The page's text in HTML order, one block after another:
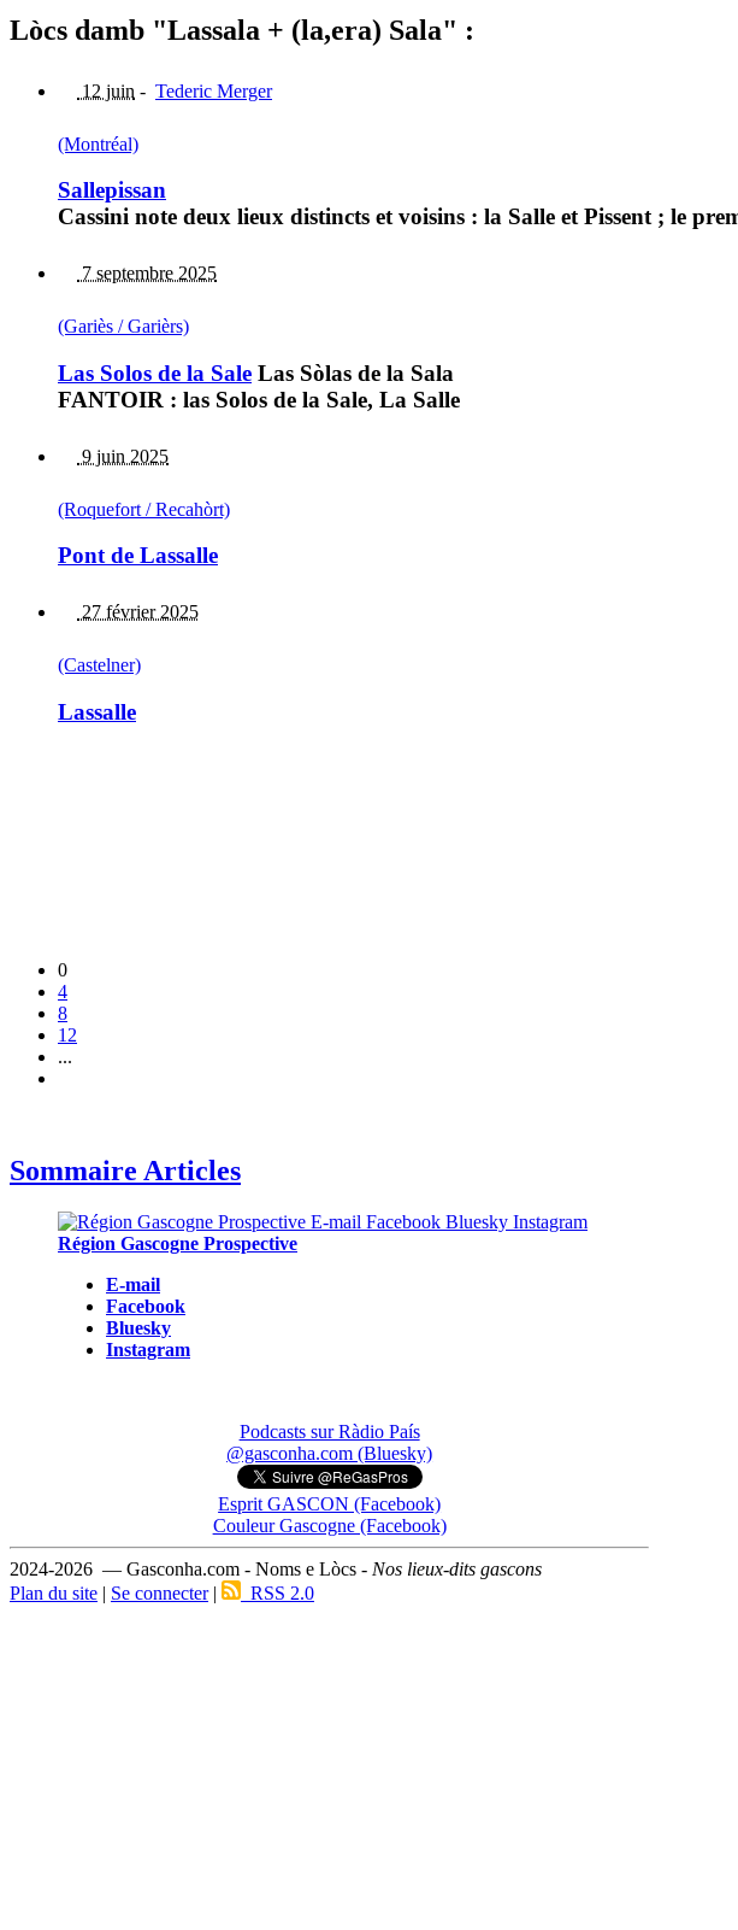
Lòcs damb "Lassala + (la,era) Sala" :
12 juin - Tederic Merger
(Montréal)
Sallepissan
Cassini note deux lieux distincts et voisins : la Salle et Pissent ; le
7 septembre 2025
(Gariès / Garièrs)
Las Solos de la Sale Las Sòlas de la Sala
FANTOIR : las Solos de la Sale, La Salle
9 juin 2025
(Roquefort / Recahòrt)
Pont de Lassalle
27 février 2025
(Castelner)
Lassalle
0
4
8
12
...
Sommaire Articles
Région Gascogne Prospective
E-mail
Facebook
Bluesky
Instagram
Podcasts sur Ràdio País
@gasconha.com (Bluesky)
Esprit GASCON (Facebook)
Couleur Gascogne (Facebook)
2024-2026 — Gasconha.com - Noms e Lòcs - Nos lieux-dits gascons
Plan du site | Se connecter| RSS 2.0